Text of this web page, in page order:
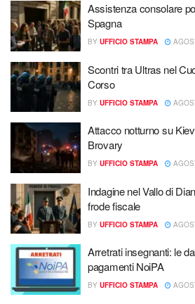
Assistenza consolare
Spagna
BY UFFICIO STAMPA
Scontri tra Ultras nel
Corso
BY UFFICIO STAMPA
Attacco notturno su
Brovary
BY UFFICIO STAMPA
Indagine nel Vallo di
frode fiscale
BY UFFICIO STAMPA
Arretrati insegnanti: le
pagamenti NoiPA
BY UFFICIO STAMPA